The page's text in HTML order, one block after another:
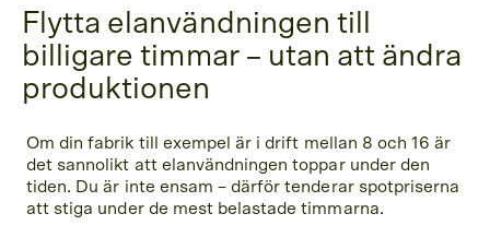
Flytta elanvändningen till
billigare timmar – utan att ändra
produktionen
Om din fabrik till exempel är i drift mellan 8 och 16 är
det sannolikt att elanvändningen toppar under den
tiden. Du är inte ensam – därför tenderar spotpriserna
att stiga under de mest belastade timmarna.